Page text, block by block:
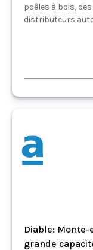
poêles à bois,
distributeurs
Diable:
grande